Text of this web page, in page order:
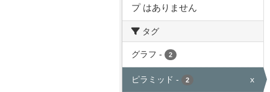
プ はありません
タグ
グラフ - 2
ピラミッド - 2 x